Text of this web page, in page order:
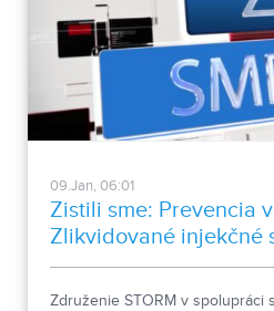
09.Jan, 06:01
Zistili sme: Prevencia
Zlikvidované injekčné
Združenie STORM v spolupráci